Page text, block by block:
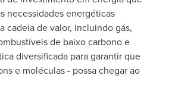
necessidades energéticas
cadeia de valor, incluindo gás,
de baixo carbono e
diversificada para garantir que
e moléculas - possa chegar ao